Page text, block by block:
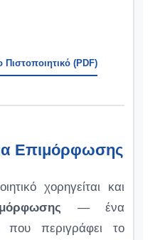
Πιστοποιητικό (PDF)
Επιμόρφωσης
χορηγείται και
— ένα
που περιγράφει το